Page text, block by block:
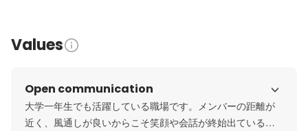
Values
Open communication
大学一年生でも活躍している職場です。メンバーの距離が
近く、風通しが良いからこそ笑顔や会話が終始出ている雰